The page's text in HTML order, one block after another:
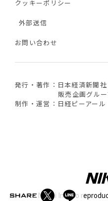
クッキーポリシー
外部送信
お問い合わせ
発行・著作：日本経済新聞
販売企画グル
制作・運営：日経ピーアール
Nikkei Inc. No